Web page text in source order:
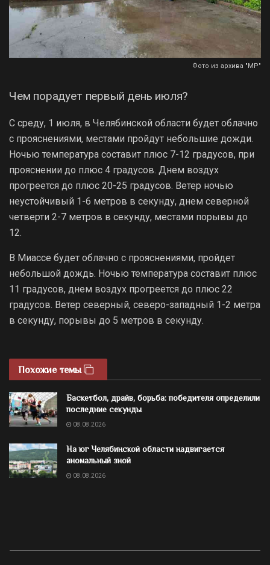
Фото из архива "МР"
Чем порадует первый день июля?
С среду, 1 июля, в Челябинской области будет облачно
с прояснениями, местами пройдут небольшие дожди.
Ночью температура составит плюс 7-12 градусов, при
прояснении до плюс 4 градусов. Днем воздух
прогреется до плюс 20-25 градусов. Ветер ночью
неустойчивый 1-6 метров в секунду, днем северной
четверти 2-7 метров в секунду, местами порывы до
12.
В Миассе будет облачно с прояснениями, пройдет
небольшой дождь. Ночью температура составит плюс
11 градусов, днем воздух прогреется до плюс 22
градусов. Ветер северный, северо-западный 1-2 метра
в секунду, порывы до 5 метров в секунду.
Похожие темы
Баскетбол, драйв, борьба: победителя определили
последние секунды
08.08.2026
На юг Челябинской области надвигается
аномальный зной
08.08.2026